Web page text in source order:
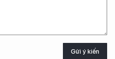
Gửi ý kiến